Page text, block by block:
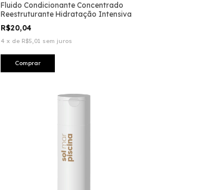
Fluido Condicionante Concentrado
Reestruturante Hidratação Intensiva
R$20,04
4 x de R$5,01 sem juros